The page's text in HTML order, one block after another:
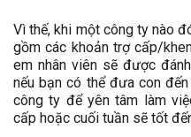
Vì thế, khi một công ty nào
gồm các khoản trợ cấp/
em nhân viên sẽ được
nếu bạn có thể đưa con
công ty để yên tâm làm
cấp hoặc cuối tuần sẽ tốt